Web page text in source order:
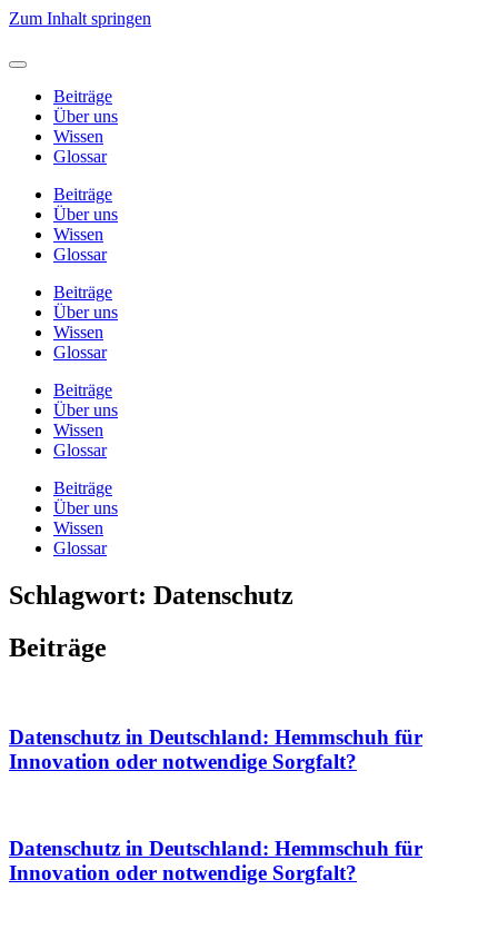
Zum Inhalt springen
Beiträge
Über uns
Wissen
Glossar
Beiträge
Über uns
Wissen
Glossar
Beiträge
Über uns
Wissen
Glossar
Beiträge
Über uns
Wissen
Glossar
Beiträge
Über uns
Wissen
Glossar
Schlagwort: Datenschutz
Beiträge
Datenschutz in Deutschland: Hemmschuh für
Innovation oder notwendige Sorgfalt?
Datenschutz in Deutschland: Hemmschuh für
Innovation oder notwendige Sorgfalt?